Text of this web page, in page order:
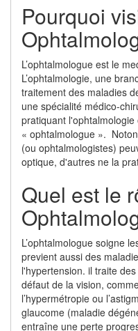
Pourquoi
L’ophtalmologue est le
L’ophtalmologie, une
traitement des maladies
une spécialité médico-
pratiquant
« ophtalmologue ».
(ou ophtalmologistes)
optique, d'autres ne la
Quel est le
L’ophtalmologue soigne
previent aussi des
l'hypertension. il traite
défaut de la vision,
l’hypermétropie ou
glaucome (maladie
entraîne une perte